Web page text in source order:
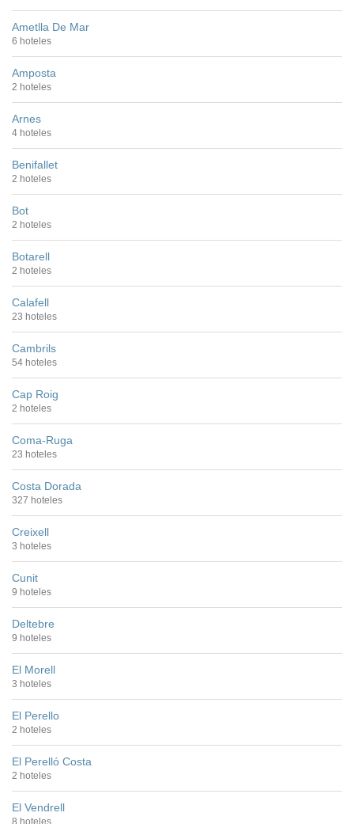
Ametlla De Mar
6 hoteles
Amposta
2 hoteles
Arnes
4 hoteles
Benifallet
2 hoteles
Bot
2 hoteles
Botarell
2 hoteles
Calafell
23 hoteles
Cambrils
54 hoteles
Cap Roig
2 hoteles
Coma-Ruga
23 hoteles
Costa Dorada
327 hoteles
Creixell
3 hoteles
Cunit
9 hoteles
Deltebre
9 hoteles
El Morell
3 hoteles
El Perello
2 hoteles
El Perelló Costa
2 hoteles
El Vendrell